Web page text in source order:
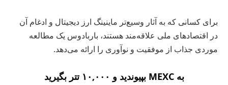
برای کسانی که به آثار وسیع‌تر ماینینگ ارز دیجیتال و ادغام آن
در اقتصادهای ملی علاقه‌مند هستند، باربادوس یک مطالعه
موردی جذاب از موفقیت و نوآوری را ارائه می‌دهد.
به MEXC بپیوندید و ۱۰,۰۰۰ تتر بگیرید